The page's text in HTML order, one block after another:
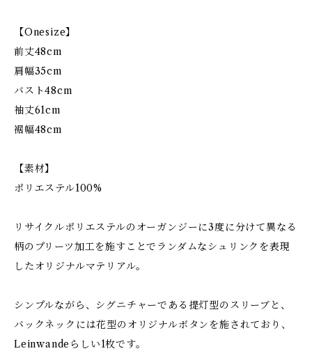
【Onesize】
前丈48cm
肩幅35cm
バスト48cm
袖丈61cm
裾幅48cm
【素材】
ポリエステル100%
リサイクルポリエステルのオーガンジーに3度に分けて異なる
柄のプリーツ加工を施すことでランダムなシュリンクを表現
したオリジナルマテリアル。
シンプルながら、シグニチャーである提灯型のスリーブと、
バックネックには花型のオリジナルボタンを施されており、
Leinwandeらしい1枚です。